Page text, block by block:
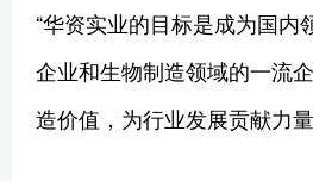
“华资实业的目标是成为国内
企业和生物制造领域的一流
造价值，为行业发展贡献力量